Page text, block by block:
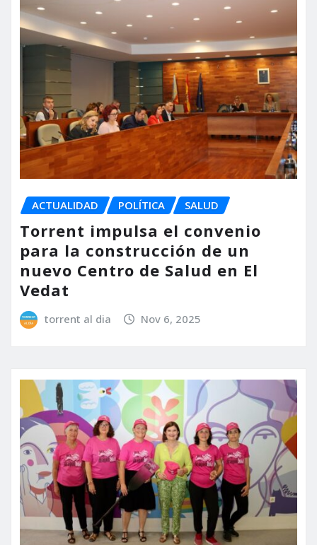
ACTUALIDAD POLÍTICA SALUD
Torrent impulsa el convenio
para la construcción de un
nuevo Centro de Salud en El
Vedat
torrent al dia Nov 6, 2025